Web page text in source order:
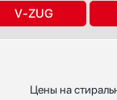
Другие регионы
V-ZUG
Цены на